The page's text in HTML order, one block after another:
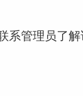
系管理员了